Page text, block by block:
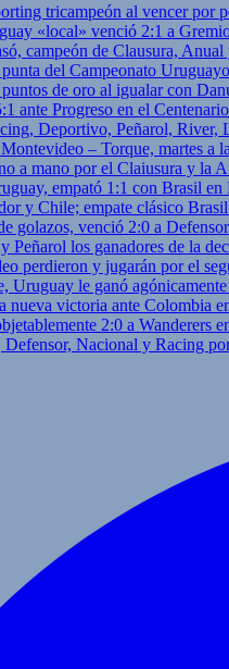
tricampeón al vencer por
«local» venció 2:1 a
campeón de Clausura,
del Campeonato
de oro al igualar con
ante Progreso en el
Deportivo, Peñarol, River,
– Torque, martes a
a mano por el Claiusura y la
empató 1:1 con Brasil en
y Chile; empate clásico
golazos, venció 2:0 a
los ganadores de la
perdieron y jugarán por el
Uruguay le ganó
victoria ante Colombia
2:0 a Wanderers
Nacional y Racing